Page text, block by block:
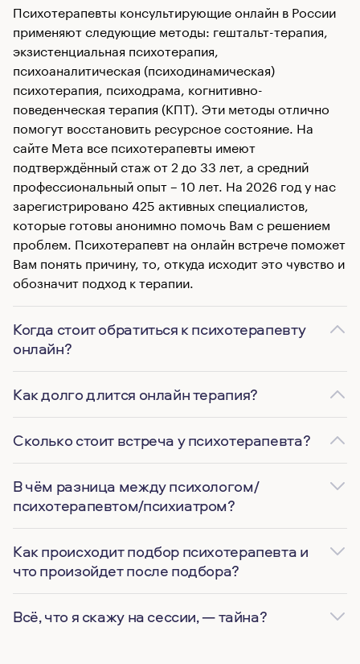
Психотерапевты консультирующие онлайн в России
применяют следующие методы: гештальт-терапия,
экзистенциальная психотерапия,
психоаналитическая (психодинамическая)
психотерапия, психодрама, когнитивно-
поведенческая терапия (КПТ). Эти методы отлично
помогут восстановить ресурсное состояние. На
сайте Мета все психотерапевты имеют
подтверждённый стаж от 2 до 33 лет, а средний
профессиональный опыт – 10 лет. На 2026 год у нас
зарегистрировано 425 активных специалистов,
которые готовы анонимно помочь Вам с решением
проблем. Психотерапевт на онлайн встрече поможет
Вам понять причину, то, откуда исходит это чувство и
обозначит подход к терапии.
Когда стоит обратиться к психотерапевту
онлайн?
Как долго длится онлайн терапия?
Сколько стоит встреча у психотерапевта?
В чём разница между психологом/
психотерапевтом/психиатром?
Как происходит подбор психотерапевта и
что произойдет после подбора?
Всё, что я скажу на сессии, — тайна?